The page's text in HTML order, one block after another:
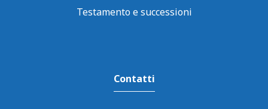
Testamento e successioni
Contatti